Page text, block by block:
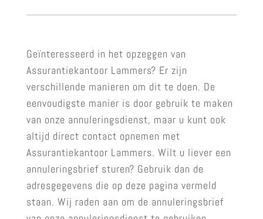
Geïnteresseerd in het opzeggen van
Assurantiekantoor Lammers? Er zijn
verschillende manieren om dit te doen. De
eenvoudigste manier is door gebruik te maken
van onze annuleringsdienst, maar u kunt ook
altijd direct contact opnemen met
Assurantiekantoor Lammers. Wilt u liever een
annuleringsbrief sturen? Gebruik dan de
adresgegevens die op deze pagina vermeld
staan. Wij raden aan om de annuleringsbrief